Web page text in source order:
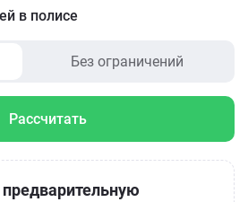
в полисе
Без ограничений
Рассчитать